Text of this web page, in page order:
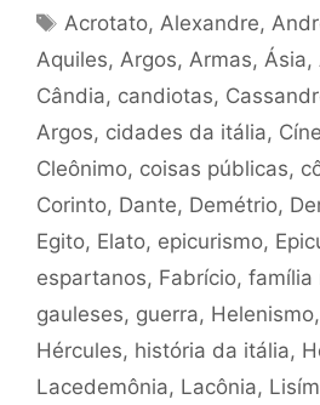
Tags
Acrotato,Alexandre,
Aquiles, Argos, Armas, Ásia,
Cândia, candiotas,
Argos, cidades da itália,
Cleônimo, coisas públicas,
Corinto, Dante, Demétrio,
Egito, Elato, epicurismo,
espartanos, Fabrício, família
gauleses, guerra, Helenismo,
Hércules, história da itália,
Lacedemônia, Lacônia,